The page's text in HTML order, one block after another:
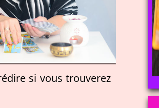
si vous trouverez